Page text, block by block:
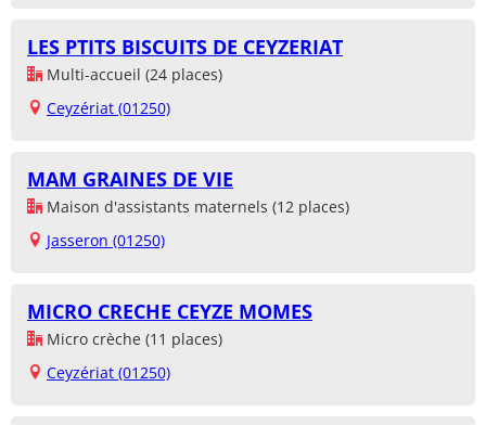
LES PTITS BISCUITS DE CEYZERIAT
Multi-accueil (24 places)
Ceyzériat (01250)
MAM GRAINES DE VIE
Maison d'assistants maternels (12 places)
Jasseron (01250)
MICRO CRECHE CEYZE MOMES
Micro crèche (11 places)
Ceyzériat (01250)